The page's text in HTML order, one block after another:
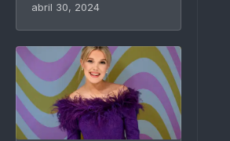
abril 30, 2024